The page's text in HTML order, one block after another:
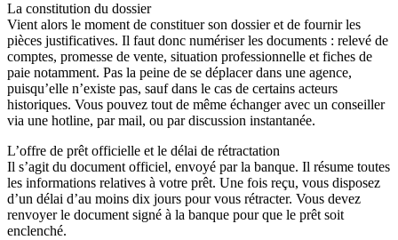
La constitution du dossier
Vient alors le moment de constituer son dossier et de fournir les
pièces justificatives. Il faut donc numériser les documents : relevé de
comptes, promesse de vente, situation professionnelle et fiches de
paie notamment. Pas la peine de se déplacer dans une agence,
puisqu’elle n’existe pas, sauf dans le cas de certains acteurs
historiques. Vous pouvez tout de même échanger avec un conseiller
via une hotline, par mail, ou par discussion instantanée.
L’offre de prêt officielle et le délai de rétractation
Il s’agit du document officiel, envoyé par la banque. Il résume toutes
les informations relatives à votre prêt. Une fois reçu, vous disposez
d’un délai d’au moins dix jours pour vous rétracter. Vous devez
renvoyer le document signé à la banque pour que le prêt soit
enclenché.